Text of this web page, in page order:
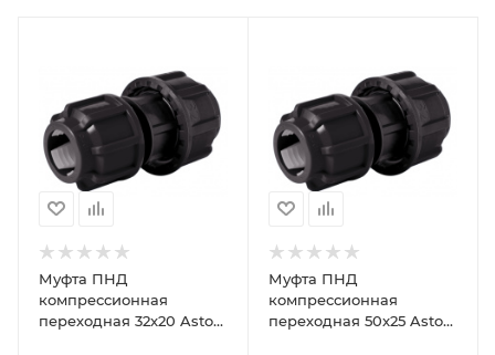
Муфта ПНД
компрессионная
переходная 32x20 Astore
Муфта ПНД
компрессионная
переходная 50x25 Astore